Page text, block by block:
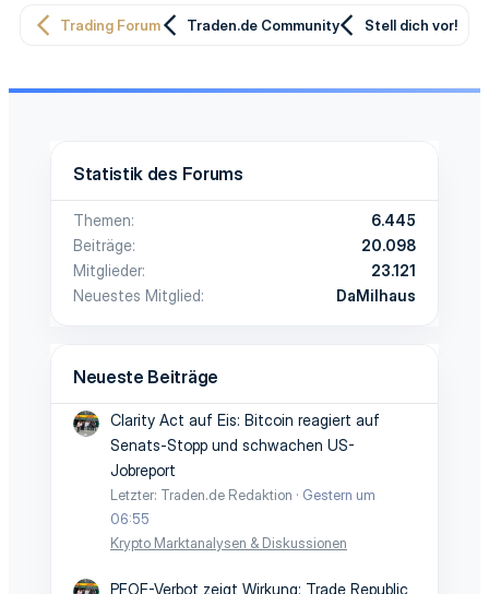
Trading Forum Traden.de Community Stell dich vor!
Statistik des Forums
Themen
6.445
Beiträge
20.098
Mitglieder
23.121
Neuestes Mitglied
DaMilhaus
Neueste Beiträge
Clarity Act auf Eis: Bitcoin reagiert auf
Senats-Stopp und schwachen US-
Jobreport
Letzter: Traden.de Redaktion
Gestern um
06:55
Krypto Marktanalysen & Diskussionen
PFOF-Verbot zeigt Wirkung: Trade Republic